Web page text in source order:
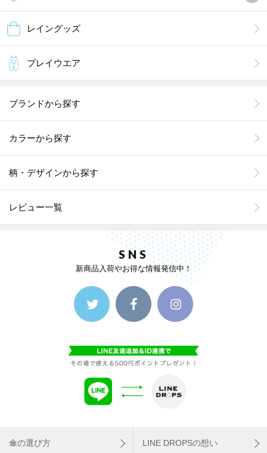
レイングッズ
プレイウエア
ブランドから探す
カラーから探す
柄・デザインから探す
レビュー一覧
SNS
新商品入荷やお得な情報発信中！
傘の選び方 LINE DROPSの想い